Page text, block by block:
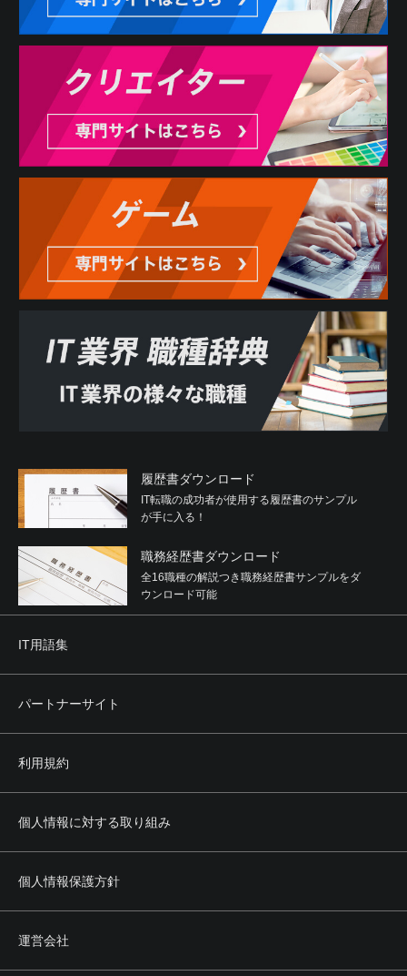
履歴書ダウンロード
IT転職の成功者が使用する履歴書のサンプル
が手に入る！
職務経歴書ダウンロード
全16職種の解説つき職務経歴書サンプルをダ
ウンロード可能
IT用語集
パートナーサイト
利用規約
個人情報に対する取り組み
個人情報保護方針
運営会社